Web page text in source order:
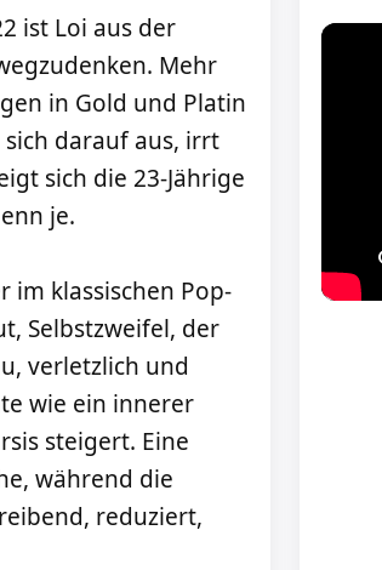
ist Loi aus der
Mehr
in Gold und Platin
darauf aus, irrt
sich die 23-Jährige
je.
im klassischen Pop-
Selbstzweifel, der
verletzlich und
wie ein innerer
steigert. Eine
während die
reduziert,